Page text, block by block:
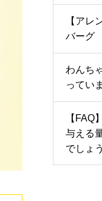
【アレ
バーグ
わんち
ってい
【FAQ
与える
でしょ